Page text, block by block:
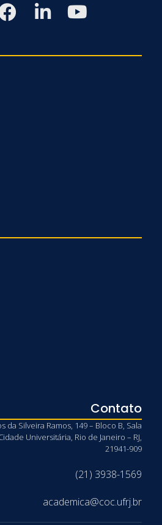
Contato
da Silveira Ramos, 149 – Bloco B, Sala
Universitária, Rio de Janeiro – RJ,
21941-909
(21) 3938-1569
academica@coc.ufrj.br